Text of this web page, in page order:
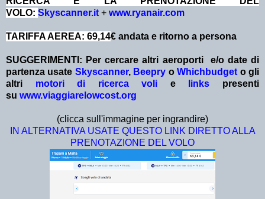
VOLO: Skyscanner.it + www.ryanair.com
TARIFFA AEREA: 69,14€ andata e ritorno a persona
SUGGERIMENTI: Per cercare altri aeroporti e/o date di
partenza usate Skyscanner, Beepry oWhichbudget o gli
altri motori di ricerca voli e links presenti
su www.viaggiarelowcost.org
(clicca sull'immagine per ingrandire)
IN ALTERNATIVA USATE QUESTO LINK DIRETTO ALLA
PRENOTAZIONE DEL VOLO